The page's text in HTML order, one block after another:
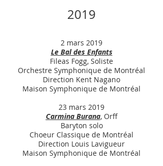
2019
2 mars 2019
Le Bal des Enfants
Fileas Fogg, Soliste
Orchestre Symphonique de Montréal
Direction Kent Nagano
Maison Symphonique de Montréal
23 mars 2019
Carmina Burana, Orff
Baryton solo
Choeur Classique de Montréal
Direction Louis Lavigueur
Maison Symphonique de Montréal